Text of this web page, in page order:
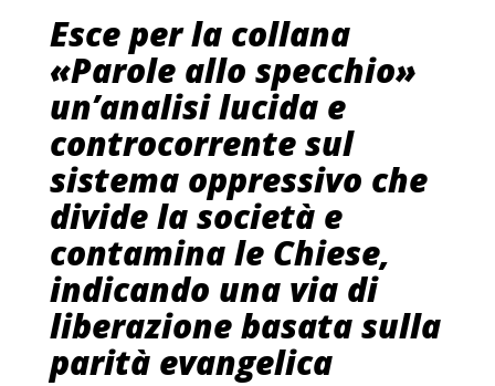
Esce per la collana
«Parole allo specchio»
un’analisi lucida e
controcorrente sul
sistema oppressivo che
divide la società e
contamina le Chiese,
indicando una via di
liberazione basata sulla
parità evangelica